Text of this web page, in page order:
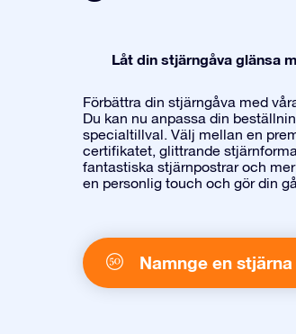
Låt din stjärngåva glänsa
Förbättra din stjärngåva med
Du kan nu anpassa din
specialtillval. Välj mellan en
certifikatet, glittrande
fantastiska stjärnpostrar och
en personlig touch och gör din
Namnge en stjärna